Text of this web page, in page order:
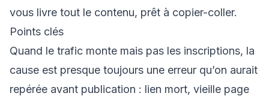
vous livre tout le contenu, prêt à copier-coller.
Points clés
Quand le trafic monte mais pas les inscriptions, la
cause est presque toujours une erreur qu’on aurait
repérée avant publication : lien mort, vieille page